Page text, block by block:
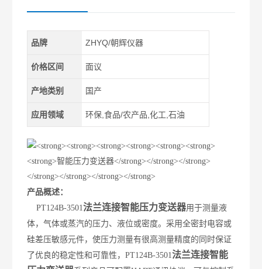
品牌 ZHYQ/朝辉仪器
价格区间 面议
产地类别 国产
应用领域 环保,食品/农产品,化工,石油
产品概述：
PT124B-3501法兰连接智能压力变送器用于测量液
体，气体或蒸汽的压力、液位或密度。采用全密封电容或
硅差压敏感元件，使压力测量有很高测量精度的同时保证
了优良的稳定性和可靠性，PT124B-3501法兰连接智能